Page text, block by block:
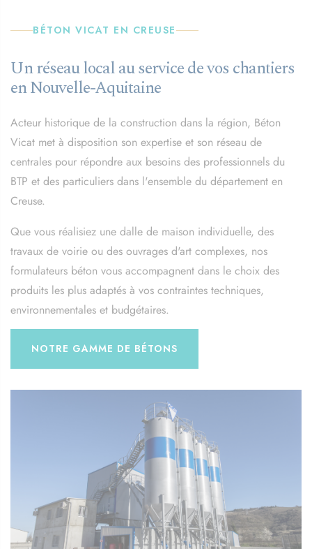
BÉTON VICAT EN CREUSE
Un réseau local au service de vos chantiers
en Nouvelle-Aquitaine
Acteur historique de la construction dans la région, Béton
Vicat met à disposition son expertise et son réseau de
centrales pour répondre aux besoins des professionnels du
BTP et des particuliers dans l'ensemble du département en
Creuse.
Que vous réalisiez une dalle de maison individuelle, des
travaux de voirie ou des ouvrages d'art complexes, nos
formulateurs béton vous accompagnent dans le choix des
produits les plus adaptés à vos contraintes techniques,
environnementales et budgétaires.
NOTRE GAMME DE BÉTONS